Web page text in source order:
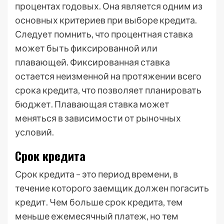
процентах годовых. Она является одним из
основных критериев при выборе кредита.
Следует помнить, что процентная ставка
может быть фиксированной или
плавающей. Фиксированная ставка
остается неизменной на протяжении всего
срока кредита, что позволяет планировать
бюджет. Плавающая ставка может
меняться в зависимости от рыночных
условий.
Срок кредита
Срок кредита – это период времени, в
течение которого заемщик должен погасить
кредит. Чем больше срок кредита, тем
меньше ежемесячный платеж, но тем